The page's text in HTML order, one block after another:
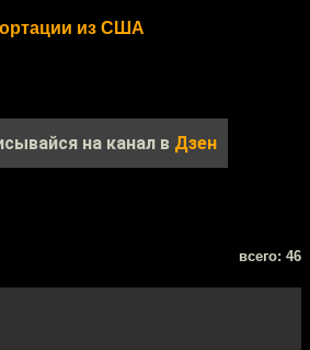
из США
на канал в Дзен
всего: 46